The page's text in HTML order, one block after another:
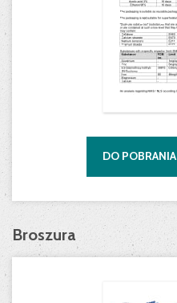
DO POBRANIA
Broszura